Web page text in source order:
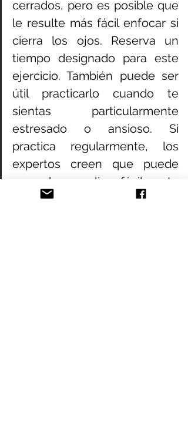
cerrados, pero es posible que
le resulte más fácil enfocar si
cierra los ojos. Reserva un
tiempo designado para este
ejercicio. También puede ser
útil practicarlo cuando te
sientas particularmente
estresado o ansioso. Si
practica regularmente, los
expertos creen que puede
aprender a realizar fácilmente
la respiración consciente en